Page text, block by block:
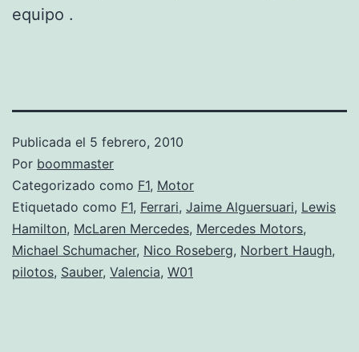
equipo .
Publicada el 5 febrero, 2010
Por boommaster
Categorizado como F1, Motor
Etiquetado como F1, Ferrari, Jaime Alguersuari, Lewis
Hamilton, McLaren Mercedes, Mercedes Motors,
Michael Schumacher, Nico Roseberg, Norbert Haugh,
pilotos, Sauber, Valencia, W01